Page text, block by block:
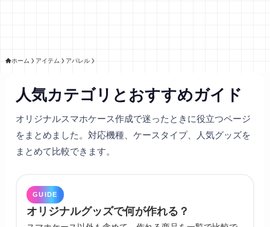
ホーム アイテム アパレル
人気カテゴリとおすすめガイド
オリジナルスマホケース作成で迷ったときに役立つページ
をまとめました。対応機種、ケースタイプ、人気グッズを
まとめて比較できます。
GUIDE
オリジナルグッズで何が作れる？